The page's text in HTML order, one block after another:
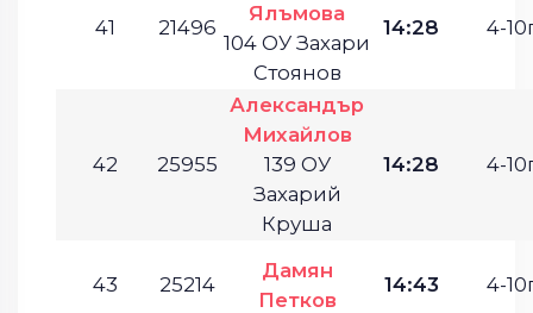
41 21496
Ялъмова
104 ОУ Захари
Стоянов
14:28 4-
42 25955
Александър
Михайлов
139 ОУ
Захарий
Круша
14:28 4-
43 25214
Дамян
Петков
14:43 4-